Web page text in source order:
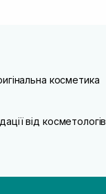
косметика
від косметологів